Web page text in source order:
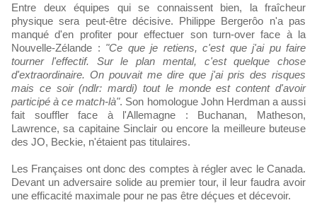
Entre deux équipes qui se connaissent bien, la fraîcheur
physique sera peut-être décisive. Philippe Bergerôo n'a pas
manqué d'en profiter pour effectuer son turn-over face à la
Nouvelle-Zélande : "Ce que je retiens, c'est que j'ai pu faire
tourner l'effectif. Sur le plan mental, c'est quelque chose
d'extraordinaire. On pouvait me dire que j'ai pris des risques
mais ce soir (ndlr: mardi) tout le monde est content d'avoir
participé à ce match-là". Son homologue John Herdman a aussi
fait souffler face à l'Allemagne : Buchanan, Matheson,
Lawrence, sa capitaine Sinclair ou encore la meilleure buteuse
des JO, Beckie, n'étaient pas titulaires.
Les Françaises ont donc des comptes à régler avec le Canada.
Devant un adversaire solide au premier tour, il leur faudra avoir
une efficacité maximale pour ne pas être déçues et décevoir.